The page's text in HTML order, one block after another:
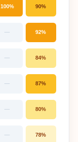
100% 90%
— 92%
— 84%
— 87%
— 80%
— 78%